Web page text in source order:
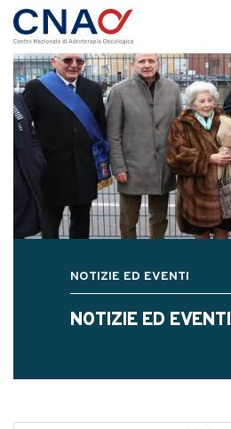
NOTIZIE ED EVENTI
NOTIZIE ED EVENTI